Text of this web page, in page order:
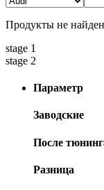
Продукты не
stage 1
stage 2
Параметр
Заводские
После
Разница